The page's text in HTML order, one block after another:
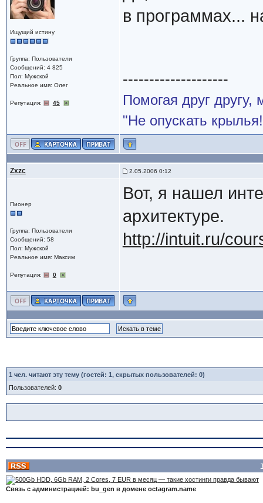
Ищущий истину
Группа: Пользователи
Сообщений: 4 825
Пол: Мужской
Реальное имя: Олег
Репутация: 45
в программах...
--------------------
Помогая друг
"Не опускать
Zxzc 2.05.2006 0:12
Пионер
Группа: Пользователи
Сообщений: 58
Пол: Мужской
Реальное имя: Максим
Репутация: 0
Вот, я нашел
архитектуре.
http://intuit.ru/
1 чел. читают эту тему (гостей: 1, скрытых пользователей: 0)
Пользователей: 0
Связь с администрацией: bu_gen в домене octagram.name